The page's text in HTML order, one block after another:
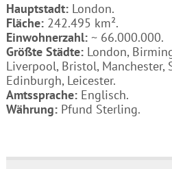
Hauptstadt:London.
Fläche:242.495 km².
Einwohnerzahl:~ 66.000.000.
Größte Städte:London,
Liverpool, Bristol, Manchester,
Edinburgh, Leicester.
Amtssprache:Englisch.
Währung:Pfund Sterling.